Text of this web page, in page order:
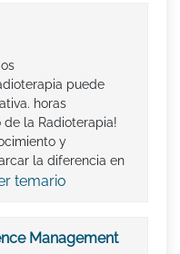
puede
horas
de la Radioterapia!
y
la diferencia en
temario
Management